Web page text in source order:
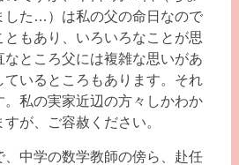
した…）は私の父の命日なので
もあり、いろいろなことが思
なところ父には複雑な思いがあ
ているところもあります。それ
。私の実家近辺の方々しかわか
が、ご容赦ください。
中学の数学教師の傍ら、赴任